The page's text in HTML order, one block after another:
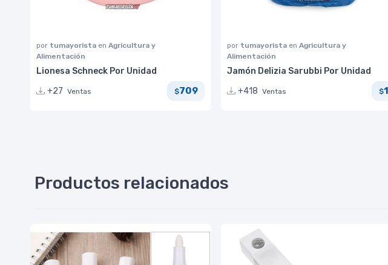
por tumayorista en Agricultura y
Alimentación
Lionesa Schneck Por Unidad
+27 Ventas $709
por tumayorista en Agricultura y
Alimentación
Jamón Delizia Sarubbi Por Unidad
+418 Ventas $1
Productos relacionados